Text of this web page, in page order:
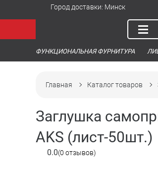
Город доставки: Минск
ФУНКЦИОНАЛЬНАЯ ФУРНИТУРА
Главная Каталог товаров
Заглушка
AKS (лист-50шт.)
0.0(0 отзывов)